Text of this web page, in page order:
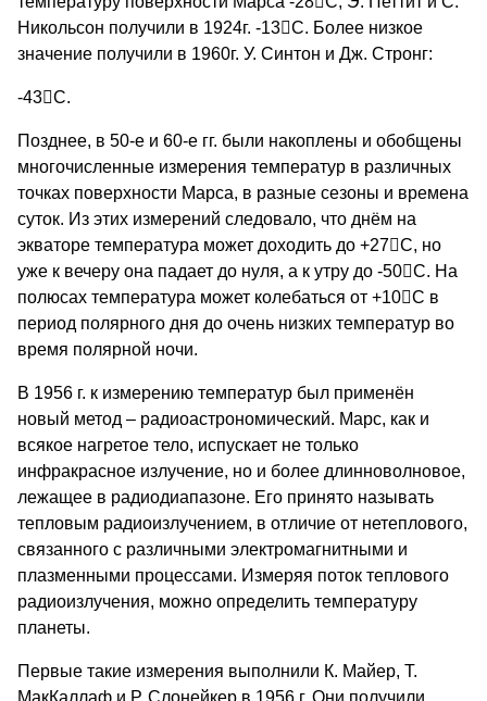
Никольсон получили в 1924г. -13С. Более низкое
значение получили в 1960г. У. Синтон и Дж. Стронг:
-43С.
Позднее, в 50-е и 60-е гг. были накоплены и обобщены
многочисленные измерения температур в различных
точках поверхности Марса, в разные сезоны и времена
суток. Из этих измерений следовало, что днём на
экваторе температура может доходить до +27С, но
уже к вечеру она падает до нуля, а к утру до -50С. На
полюсах температура может колебаться от +10С в
период полярного дня до очень низких температур во
время полярной ночи.
В 1956 г. к измерению температур был применён
новый метод – радиоастрономический. Марс, как и
всякое нагретое тело, испускает не только
инфракрасное излучение, но и более длинноволновое,
лежащее в радиодиапазоне. Его принято называть
тепловым радиоизлучением, в отличие от нетеплового,
связанного с различными электромагнитными и
плазменными процессами. Измеряя поток теплового
радиоизлучения, можно определить температуру
планеты.
Первые такие измерения выполнили К. Майер, Т.
МакКаллаф и Р. Слонейкер в 1956 г. Они получили